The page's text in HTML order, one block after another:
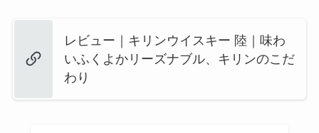
レビュー｜キリンウイスキー 陸｜味わ
いふくよかリーズナブル、キリンのこだ
わり